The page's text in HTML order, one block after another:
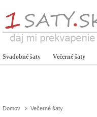
Svadobné šaty Večerné šaty
Domov Večerné šaty